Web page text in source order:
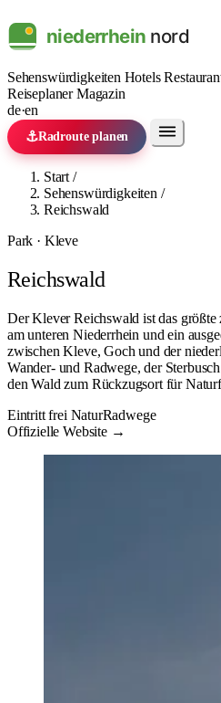
Sehenswürdigkeiten Hotels
ReiseplanerMagazin
de·en
⚓Radroute planen
Start /
Sehenswürdigkeiten /
Reichswald
Park · Kleve
Reichswald
Der Klever Reichswald ist das größte
am unteren Niederrhein und ein
zwischen Kleve, Goch und der
Wander- und Radwege, der
den Wald zum Rückzugsort für
Eintritt frei NaturRadwege
Offizielle Website →